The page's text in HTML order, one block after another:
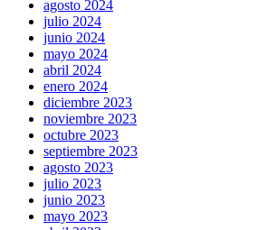
agosto 2024
julio 2024
junio 2024
mayo 2024
abril 2024
enero 2024
diciembre 2023
noviembre 2023
octubre 2023
septiembre 2023
agosto 2023
julio 2023
junio 2023
mayo 2023